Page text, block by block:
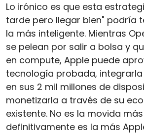
Lo irónico es que esta
tarde pero llegar bien" podría
la más inteligente. Mientras
se pelean por salir a bolsa y
en compute, Apple puede
tecnología probada,
en sus 2 mil millones de
monetizarla a través de su
existente. No es la movida
definitivamente es la más